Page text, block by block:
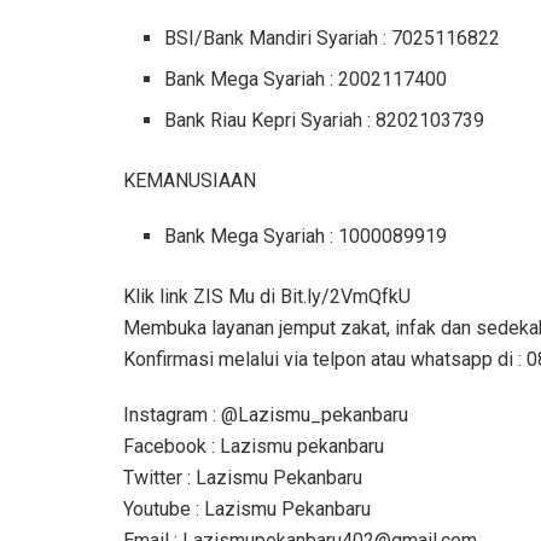
BSI/Bank Mandiri Syariah : 7025116822
Bank Mega Syariah : 2002117400
Bank Riau Kepri Syariah : 8202103739
KEMANUSIAAN
Bank Mega Syariah : 1000089919
Klik link ZIS Mu di Bit.ly/2VmQfkU
Membuka layanan jemput zakat, infak dan
Konfirmasi melalui via telpon atau whatsapp di :
Instagram : @Lazismu_pekanbaru
Facebook : Lazismu pekanbaru
Twitter : Lazismu Pekanbaru
Youtube : Lazismu Pekanbaru